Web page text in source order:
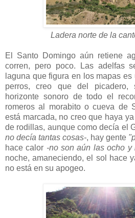
Ladera norte de la
El Santo Domingo aún retiene
corren, pero poco. Las adelfas
laguna que figura en los mapas
perros, creo que del picadero,
horizonte sonoro de todo el
romeros al morabito o cueva de
está marcada, no creo que haya
de rodillas, aunque como decía el
no decía tantas cosas-, hay gente
hace calor -no son aún las ocho y
noche, amaneciendo, el sol hace
no está en su apogeo.